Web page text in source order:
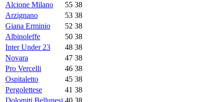
Alcione Milano
55 38
Arzignano
53 38
Giana Erminio
52 38
Albinoleffe
50 38
Inter Under 23
48 38
Novara
47 38
Pro Vercelli
46 38
Ospitaletto
45 38
Pergolettese
41 38